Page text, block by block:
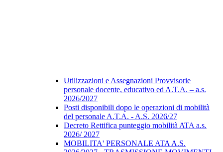
Utilizzazioni e Assegnazioni Provvisorie
personale docente, educativo ed A.T.A. – a.s.
2026/2027
Posti disponibili dopo le operazioni di mobilità
del personale A.T.A. - A.S. 2026/27
Decreto Rettifica punteggio mobilità ATA a.s.
2026/ 2027
MOBILITA' PERSONALE ATA A.S.